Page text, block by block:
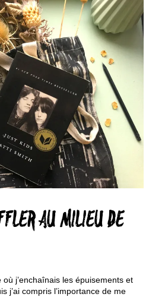
AU MILIEU DE
j’enchaînais les épuisements et
j’ai compris l’importance de me